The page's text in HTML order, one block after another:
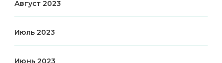
Август 2023
Июль 2023
Июнь 2023